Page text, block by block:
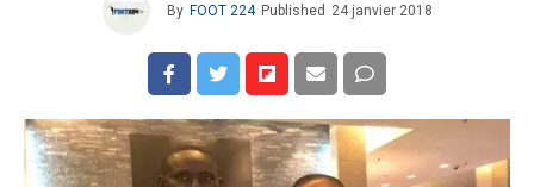
By FOOT 224 Published 24 janvier 2018